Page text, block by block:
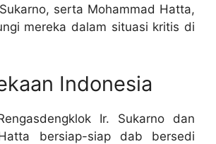
serta Mohammad Hatta,
mereka dalam situasi kritis di
Indonesia
Ir. Sukarno dan
bersiap-siap dab bersedi